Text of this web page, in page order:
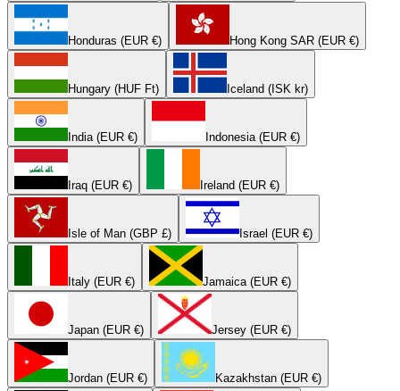
Honduras (EUR €) Hong Kong SAR (EUR €)
Hungary (HUF Ft) Iceland (ISK kr)
India (EUR €) Indonesia (EUR €)
Iraq (EUR €) Ireland (EUR €)
Isle of Man (GBP £) Israel (EUR €)
Italy (EUR €) Jamaica (EUR €)
Japan (EUR €) Jersey (EUR €)
Jordan (EUR €) Kazakhstan (EUR €)